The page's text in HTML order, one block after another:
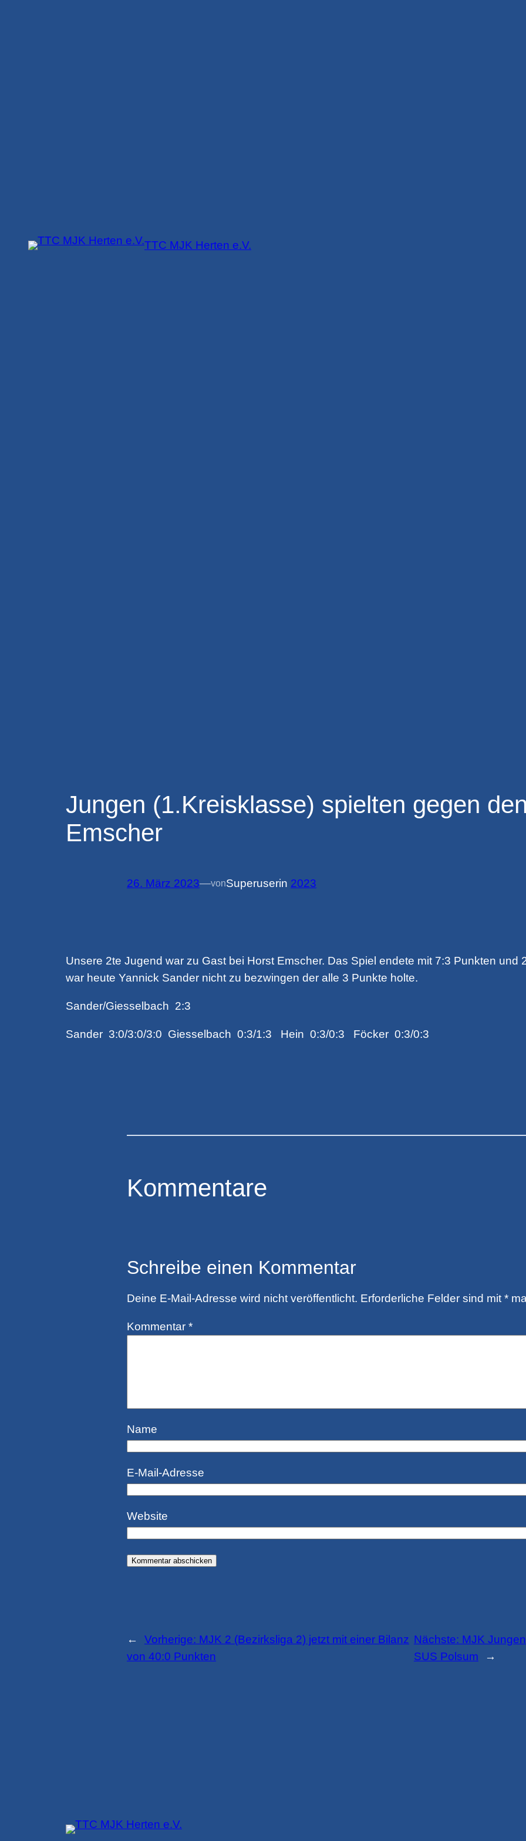
TTC MJK Herten e.V.
Jungen (1.Kreisklasse) spielten gegen
Emscher
26. März 2023—vonSuperuserin 2023
Unsere 2te Jugend war zu Gast bei Horst Emscher. Das Spiel endete mit 7:3 Punkten und
war heute Yannick Sander nicht zu bezwingen der alle 3 Punkte holte.
Sander/Giesselbach 2:3
Sander 3:0/3:0/3:0 Giesselbach 0:3/1:3 Hein 0:3/0:3 Föcker 0:3/0:3
Kommentare
Schreibe einen Kommentar
Deine E-Mail-Adresse wird nicht veröffentlicht. Erforderliche Felder sind mit*
Kommentar *
Name
E-Mail-Adresse
Website
← Vorherige: MJK 2 (Bezirksliga 2) jetzt mit einer Bilanz
von 40:0 Punkten
Nächste: MJK
SUS Polsum
→